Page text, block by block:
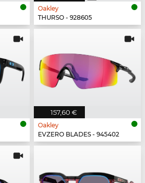
Oakley
THURSO - 928605
157,60 €
Oakley
EVZERO BLADES - 945402